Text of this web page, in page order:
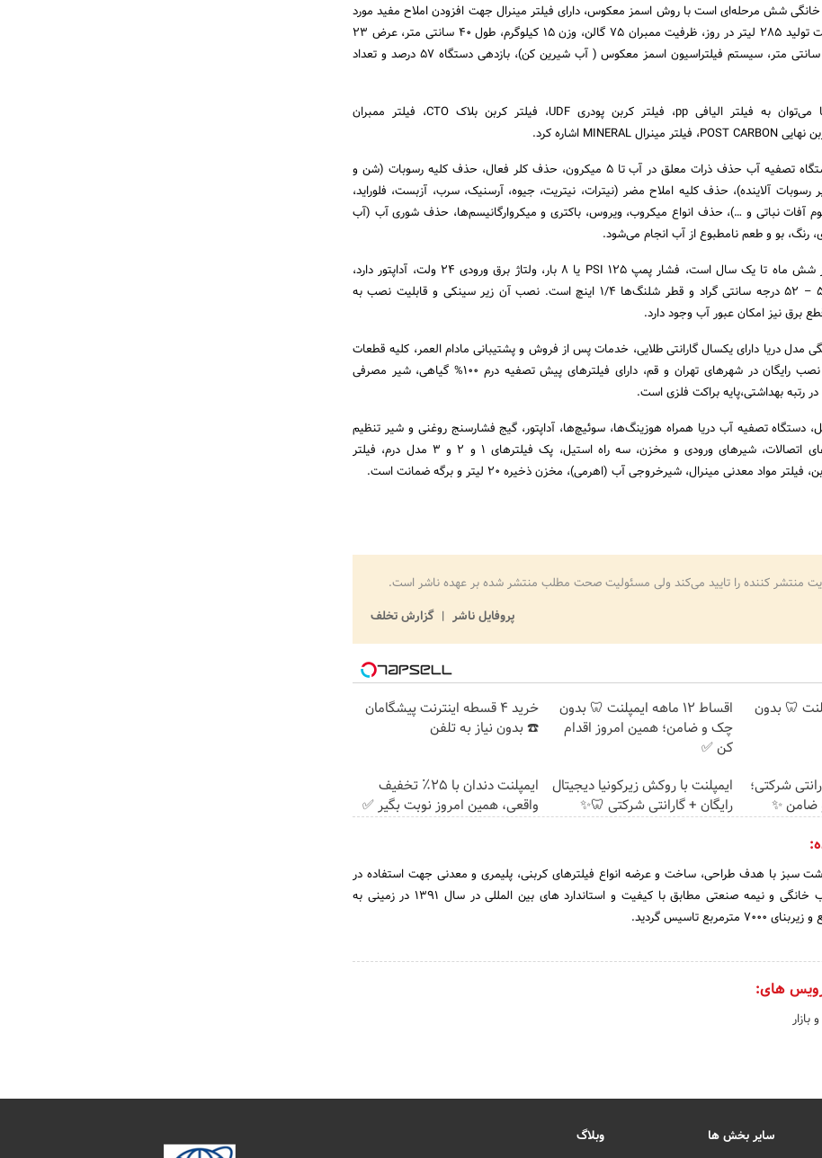
شش مرحله‌ای است با روش اسمز معکوس، دارای فیلتر مینرال جهت افزودن املاح مفید مورد
نیاز به آب، دارای ظرفیت تولید 285 لیتر در روز، ظرفیت ممبران 75 گالن، وزن 15 کیلوگرم، طول 40 سانتی متر، عرض 23
سانتی متر، ارتفاع 44 سانتی متر، سیستم فیلتراسیون اسمز معکوس ( آب شیرین کن)، بازدهی دستگاه 57 درصد و تعداد
از جمله انواع فیلترها می‌توان به فیلتر الیافی pp، فیلتر کربن پودری UDF، فیلتر کربن بلاک CTO، فیلتر ممبران
همچنین توسط این دستگاه تصفیه آب حذف ذرات معلق در آب تا 5 میکرون، حذف کلر فعال، حذف کلیه رسوبات (شن و
آلاینده)، حذف کلیه املاح مضر (نیترات، نیتریت، جیوه، آرسنیک، سرب، آزبست، فلوراید،
آفات نباتی و …)، حذف انواع میکروب، ویروس، باکتری و میکروارگانیسم‌ها، حذف شوری آب (آب
بو و طعم نامطبوع از آب انجام می‌شود.
عمر متوسط فیلترها از شش ماه تا یک سال است، فشار پمپ 125 PSI یا 8 بار، ولتاژ برق ورودی 24 ولت، آداپتور دارد،
حداقل و حداکثر دما 5 – 52 درجه سانتی گراد و قطر شلنگ‌ها 1/4 اینچ است. نصب آن زیر سینکی و قابلیت نصب به
برق نیز امکان عبور آب وجود دارد.
مدل دریا دارای یکسال گارانتی طلایی، خدمات پس از فروش و پشتیبانی مادام العمر، کلیه قطعات
تایوانی با کیفیت بالا، نصب رایگان در شهرهای تهران و قم، دارای فیلترهای پیش تصفیه درم 100% گیاهی، شیر مصرفی
در رتبه بهداشتی،پایه براکت فلزی است.
دستگاه تصفیه آب دریا همراه هوزینگ‌ها، سوئیچ‌ها، آداپتور، گیج فشارسنج روغنی و شیر تنظیم
TDS(میکسر)، شلنگ‌های اتصالات، شیرهای ورودی و مخزن، سه راه استیل، پک فیلترهای ۱ و ۲ و ۳ مدل درم، فیلتر
مواد معدنی مینرال، شیرخروجی آب (اهرمی)، مخزن ذخیره ۲۰ لیتر و برگه ضمانت است.
منتشر کننده را تایید می‌کند ولی مسئولیت صحت مطلب منتشر شده بر عهده ناشر است.
پروفایل ناشر
گزارش تخلف
ایمپلنت 🦷 بدون
اقساط ۱۲ ماهه ایمپلنت 🦷 بدون
چک و ضامن؛ همین امروز اقدام
کن ✅
خرید 4 قسطه اینترنت پیشگامان
☎️ بدون نیاز به تلفن
گارانتی شرکتی؛
ضامن ✨
ایمپلنت با روکش زیرکونیا دیجیتال
رایگان + گارانتی شرکتی 🦷✨
ایمپلنت دندان با ۲۵٪ تخفیف
واقعی، همین امروز نوبت بگیر ✅
سبز با هدف طراحی، ساخت و عرضه انواع فیلترهای کربنی، پلیمری و معدنی جهت استفاده در
دستگاه های تصفیه آب خانگی و نیمه صنعتی مطابق با کیفیت و استاندارد های بین المللی در سال ۱۳۹۱ در زمینی به
های:
بازار
سایر بخش ها وبلاگ